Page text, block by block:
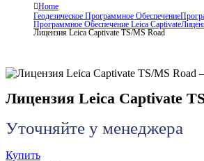
Home
Геодезическое Программное Обеспечение
Программное Обеспечение Leica Captivate
Лицензия Leica Captivate TS/MS Road
Лицензия Leica Captivate
Уточняйте у менеджера
Купить